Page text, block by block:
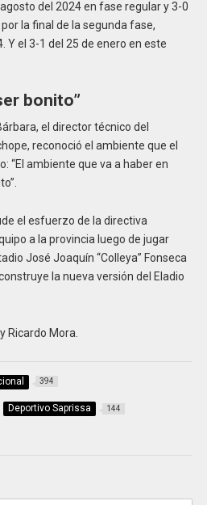
del 2024 en fase regular y 3-0
la final de la segunda fase,
Y el 3-1 del 25 de enero en este
bonito”
el director técnico del
reconoció el ambiente que el
“El ambiente que va a haber en
el esfuerzo de la directiva
a la provincia luego de jugar
José Joaquín “Colleya” Fonseca
la nueva versión del Eladio
Ricardo Mora.
394
Deportivo Saprissa 144